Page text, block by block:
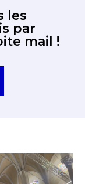
les
par
mail !